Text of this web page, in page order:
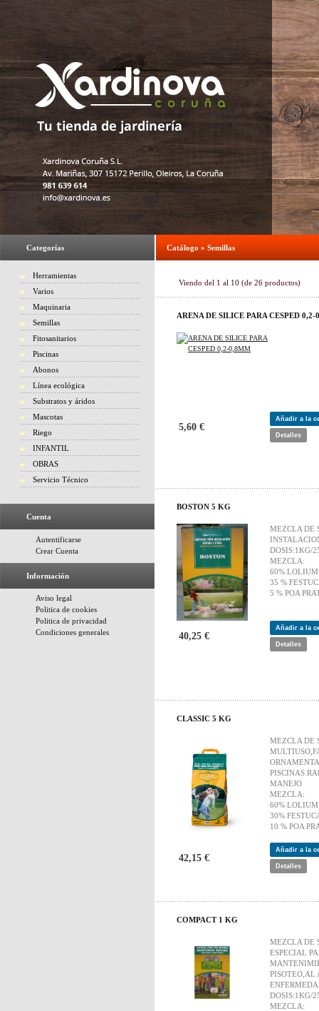
Categorías
Herramientas
Varios
Maquinaria
Semillas
Fitosanitarios
Piscinas
Abonos
Línea ecológica
Substratos y áridos
Mascotas
Riego
INFANTIL
OBRAS
Servicio Técnico
Cuenta
Autentificarse
Crear Cuenta
Información
Aviso legal
Politica de cookies
Politica de privacidad
Condiciones generales
Catálogo » Semillas
Viendo del 1 al 10 (de 26 productos)
ARENA DE SILICE PARA CESPED 0,2-
5,60 €
Añadir a la
Detalles
BOSTON 5 KG
MEZCLA DE
DOSIS:1KG/
MEZCLA:
60% LOLIUM
35 %
5 % POA
40,25 €
Añadir a la
Detalles
CLASSIC 5 KG
MEZCLA DE
MANEJO
MEZCLA:
60% LOLIUM
30%
10 % POA
42,15 €
Añadir a la
Detalles
COMPACT 1 KG
MEZCLA DE
ESPECIAL
PISOTEO,AL
DOSIS:1KG/
MEZCLA: